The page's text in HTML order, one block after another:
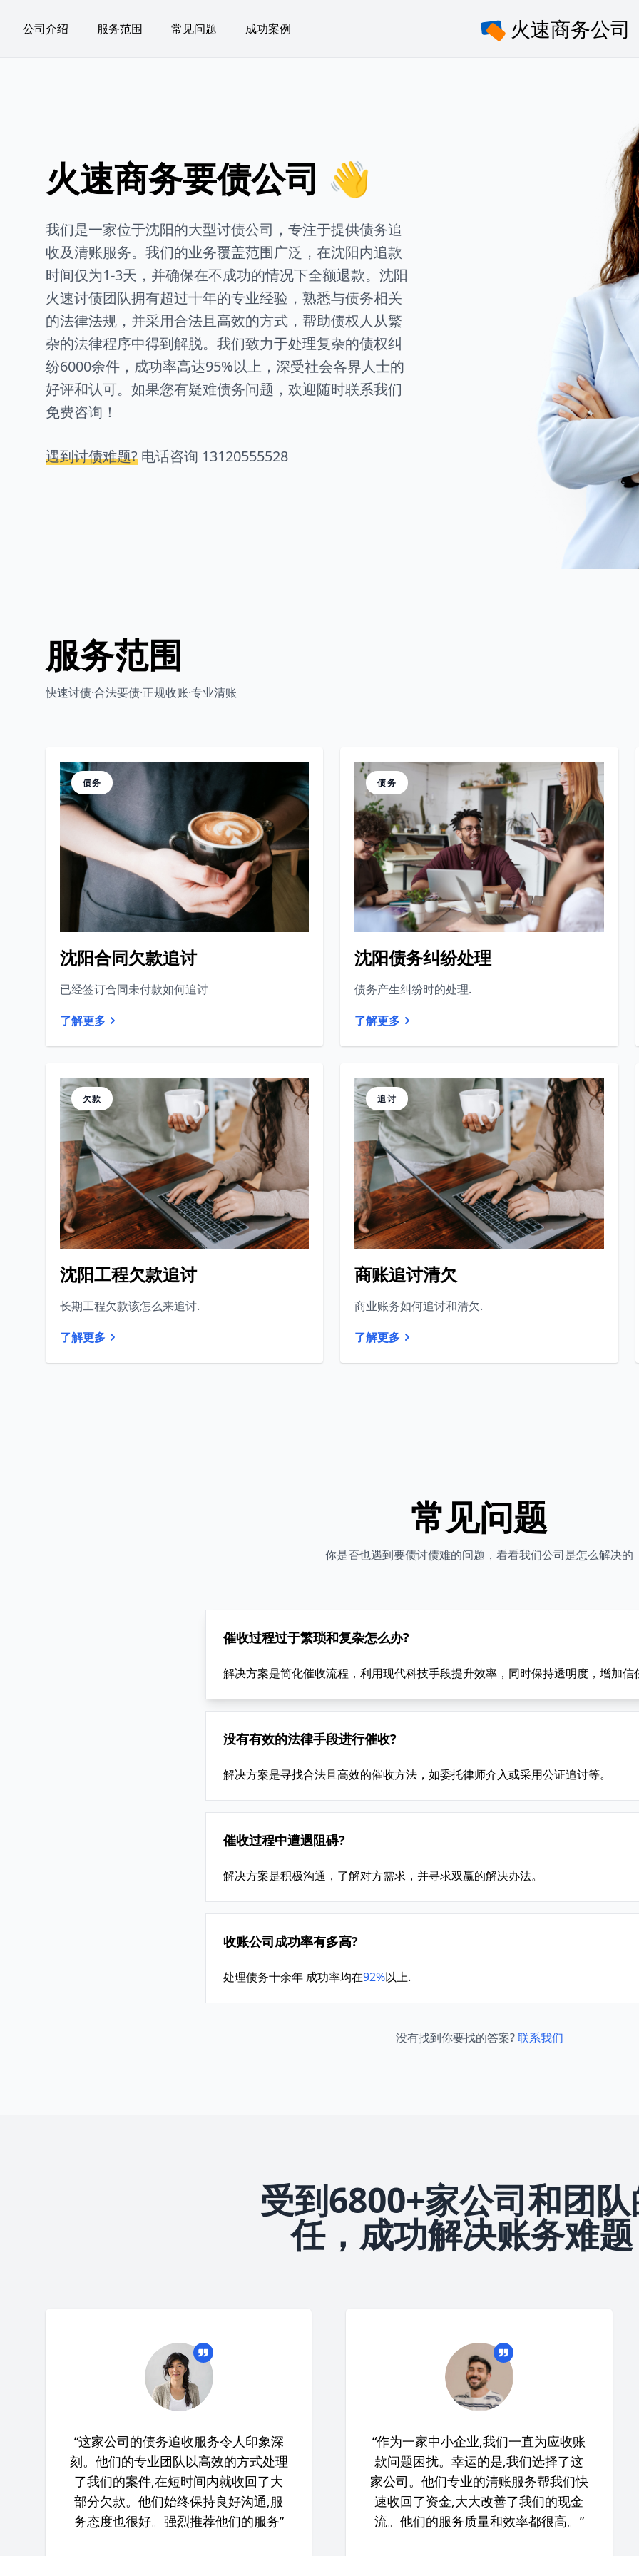
公司介绍 服务范围 常见问题 成功案例
火速商务要债公司 👋
我们是一家位于沈阳的大型讨债公司，专注于提供债务追
收及清账服务。我们的业务覆盖范围广泛，在沈阳内追款
时间仅为1-3天，并确保在不成功的情况下全额退款。沈阳
火速讨债团队拥有超过十年的专业经验，熟悉与债务相关
的法律法规，并采用合法且高效的方式，帮助债权人从繁
杂的法律程序中得到解脱。我们致力于处理复杂的债权纠
纷6000余件，成功率高达95%以上，深受社会各界人士的
好评和认可。如果您有疑难债务问题，欢迎随时联系我们
免费咨询！
遇到讨债难题? 电话咨询 13120555528
服务范围
快速讨债·合法要债·正规收账·专业清账
债务
沈阳合同欠款追讨
已经签订合同未付款如何追讨
了解更多
债务
沈阳债务纠纷处理
债务产生纠纷时的处理.
了解更多
欠款
沈阳工程欠款追讨
长期工程欠款该怎么来追讨.
了解更多
追讨
商账追讨清欠
商业账务如何追讨和清欠.
了解更多
常见问题
你是否也遇到要债讨债难的问题，看看我们公司是怎么解决的
催收过程过于繁琐和复杂怎么办?
解决方案是简化催收流程，利用现代科技手段提升效率，同时保持透明度，增加信
没有有效的法律手段进行催收?
解决方案是寻找合法且高效的催收方法，如委托律师介入或采用公证追讨等。
催收过程中遭遇阻碍?
解决方案是积极沟通，了解对方需求，并寻求双赢的解决办法。
收账公司成功率有多高?
处理债务十余年 成功率均在92%以上.
没有找到你要找的答案?联系我们
受到6800+家公司和团
任，成功解决账务难
“这家公司的债务追收服务令人印象深
刻。他们的专业团队以高效的方式处理
了我们的案件,在短时间内就收回了大
部分欠款。他们始终保持良好沟通,服
务态度也很好。强烈推荐他们的服务”
“作为一家中小企业,我们一直为应收账
款问题困扰。幸运的是,我们选择了这
家公司。他们专业的清账服务帮我们快
速收回了资金,大大改善了我们的现金
流。他们的服务质量和效率都很高。”